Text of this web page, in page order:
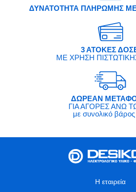
ΔΥΝΑΤΟΤΗΤΑ ΠΛΗΡΩΜΗΣ
3 ΑΤΟΚΕΣ
ΜΕ ΧΡΗΣΗ
ΔΩΡΕΑΝ
ΓΙΑ ΑΓΟΡΕΣ ΑΝΩ
με συνολικό
Η εταιρεία